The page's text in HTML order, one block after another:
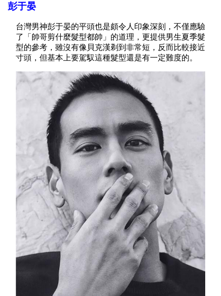
彭于晏
台灣男神彭于晏的平頭也是頗令人印象深刻，不僅應驗
了「帥哥剪什麼髮型都帥」的道理，更提供男生夏季髮
型的參考，雖沒有像貝克漢剃到非常短，反而比較接近
寸頭，但基本上要駕馭這種髮型還是有一定難度的。